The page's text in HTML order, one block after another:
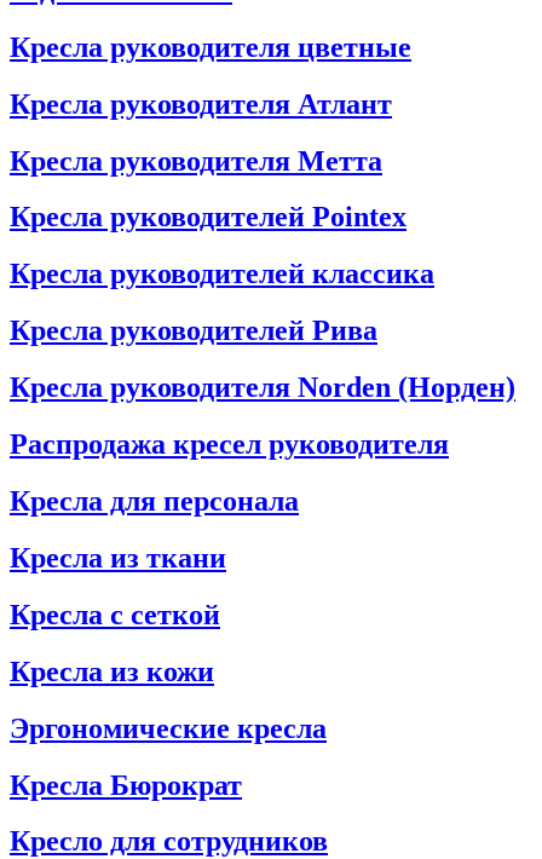
Кресла руководителя цветные
Кресла руководителя Атлант
Кресла рyководителя Метта
Кресла руководителей Pointex
Кресла руководителей классика
Кресла руководителей Рива
Кресла руководителя Norden (Норден)
Распродажа кресел руководителя
Кресла для персонала
Кресла из ткани
Кресла с сеткой
Кресла из кожи
Эргономические кресла
Кресла Бюрократ
Кресло для сотрудников